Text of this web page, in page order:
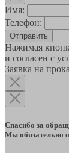
Имя:
Телефон:
Отправить
Нажимая
и согласен с
Заявка на
Спасибо за
Мы обязательно